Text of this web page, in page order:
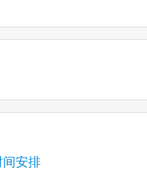
间安排